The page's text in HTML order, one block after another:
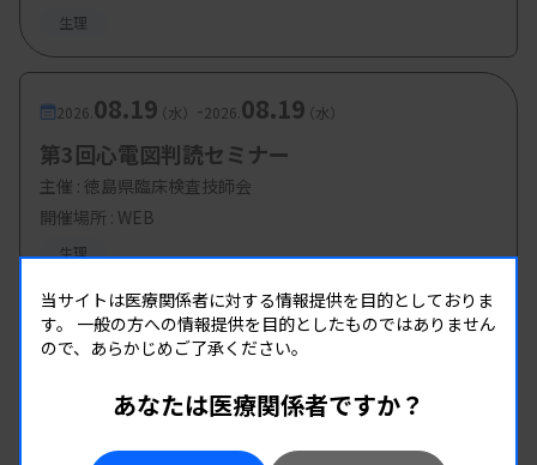
生理
2026. 08.19（水） -2026. 08.19（水）
第3回心電図判読セミナー
主催 : 徳島県臨床検査技師会
開催場所 : WEB
生理
当サイトは医療関係者に対する情報提供を目的としておりま
す。 一般の方への情報提供を目的としたものではありません
ので、あらかじめご了承ください。
あなたは医療関係者ですか？